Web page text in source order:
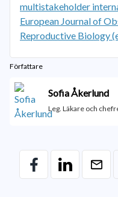
multistakeholder
European Journal of
Reproductive Biology
Författare
Sofia Åkerlund
Leg. Läkare och